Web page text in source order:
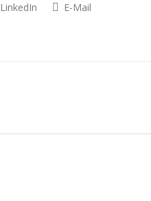
LinkedIn E-Mail